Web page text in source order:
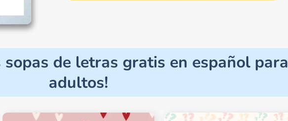
sopas de letras gratis en español para
adultos!